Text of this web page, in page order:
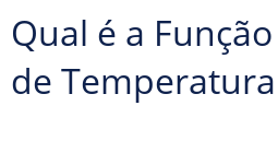
Qual é a
de